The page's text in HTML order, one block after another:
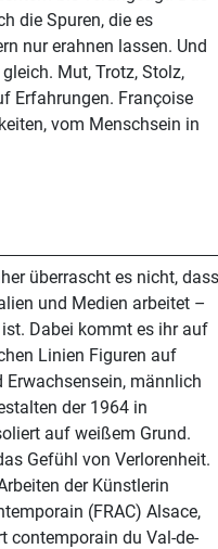
die Spuren, die es
nur erahnen lassen. Und
Mut, Trotz, Stolz,
Erfahrungen. Françoise
vom Menschsein in
überrascht es nicht, dass
und Medien arbeitet –
Dabei kommt es ihr auf
Linien Figuren auf
Erwachsensein, männlich
der 1964 in
auf weißem Grund.
Gefühl von Verlorenheit.
der Künstlerin
(FRAC) Alsace,
contemporain du Val-de-